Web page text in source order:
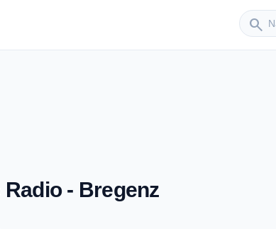
search
- Bregenz